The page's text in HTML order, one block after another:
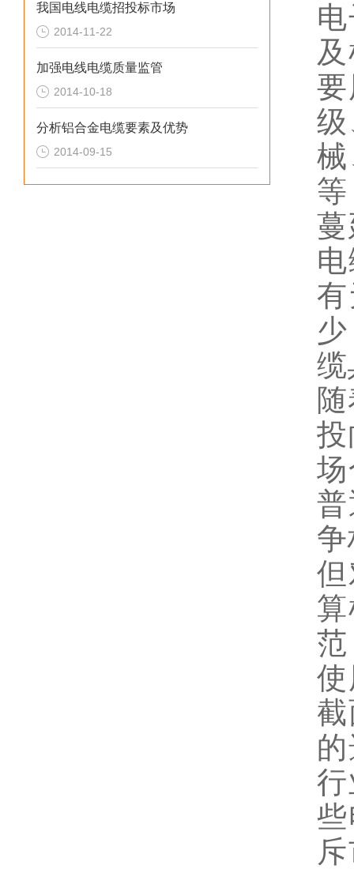
我国电线电缆招投标市场
2014-11-22
加强电线电缆质量监管
2014-10-18
分析铝合金电缆要素及优势
2014-09-15
缆